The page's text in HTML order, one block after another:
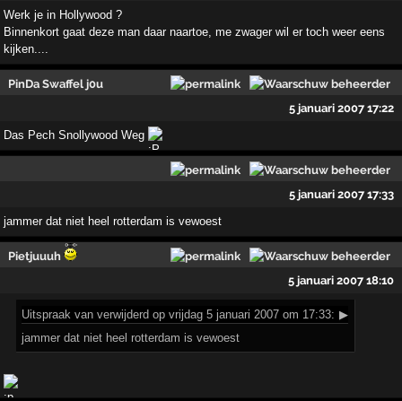
Werk je in Hollywood ?
Binnenkort gaat deze man daar naartoe, me zwager wil er toch weer eens
kijken....
PinDa Swaffel j0u
5 januari 2007 17:22
Das Pech Snollywood Weg
5 januari 2007 17:33
jammer dat niet heel rotterdam is vewoest
Pietjuuuh
5 januari 2007 18:10
Uitspraak van verwijderd op vrijdag 5 januari 2007 om 17:33: ▶
jammer dat niet heel rotterdam is vewoest